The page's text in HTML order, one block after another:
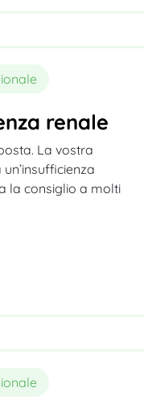
renale
La vostra
la consiglio a molti